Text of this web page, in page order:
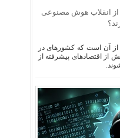
انقلاب هوش مصنوعی
از آن است که کشورهای در
از اقتصادهای پیشرفته از